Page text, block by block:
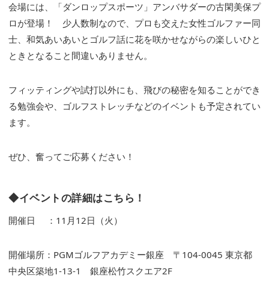
会場には、「ダンロップスポーツ」アンバサダーの古閑美保プ
ロが登場！ 少人数制なので、プロも交えた女性ゴルファー同
士、和気あいあいとゴルフ話に花を咲かせながらの楽しいひと
ときとなること間違いありません。
フィッティングや試打以外にも、飛びの秘密を知ることができ
る勉強会や、ゴルフストレッチなどのイベントも予定されてい
ます。
ぜひ、奮ってご応募ください！
◆イベントの詳細はこちら！
開催日 ：11月12日（火）
開催場所：PGMゴルフアカデミー銀座 〒104-0045 東京都
中央区築地1-13-1 銀座松竹スクエア2F